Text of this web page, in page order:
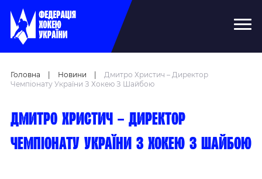
Головна Новини
Дмитро Христич – Директор
Чемпіонату України З Хокею З Шайбою
Дмитро Христич – директор
чемпіонату України з хокею з шайбою